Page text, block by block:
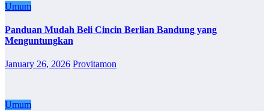
Umum
Panduan Mudah Beli Cincin Berlian Bandung yang
Menguntungkan
January 26, 2026 Provitamon
Umum